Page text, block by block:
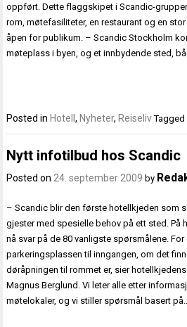
oppført. Dette flaggskipet i Scandic-
rom, møtefasiliteter, en restaurant og en
åpen for publikum. – Scandic Stockholm
møteplass i byen, og et innbydende sted,
Posted in Hotell, Nyheter, Reiseliv Tagged
Nytt infotilbud hos Scandic
Posted on24. september 2009 by
– Scandic blir den første hotellkjeden som
gjester med spesielle behov på ett sted. På
nå svar på de 80 vanligste spørsmålene.
parkeringsplassen til inngangen, om det
døråpningen til rommet er, sier
Magnus Berglund. Vi leter alle etter
møtelokaler, og vi stiller spørsmål basert